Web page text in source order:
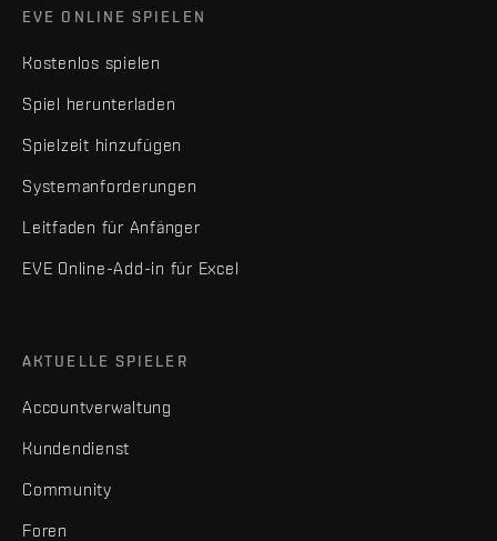
EVE ONLINE SPIELEN
Kostenlos spielen
Spiel herunterladen
Spielzeit hinzufügen
Systemanforderungen
Leitfaden für Anfänger
EVE Online-Add-in für Excel
AKTUELLE SPIELER
Accountverwaltung
Kundendienst
Community
Foren